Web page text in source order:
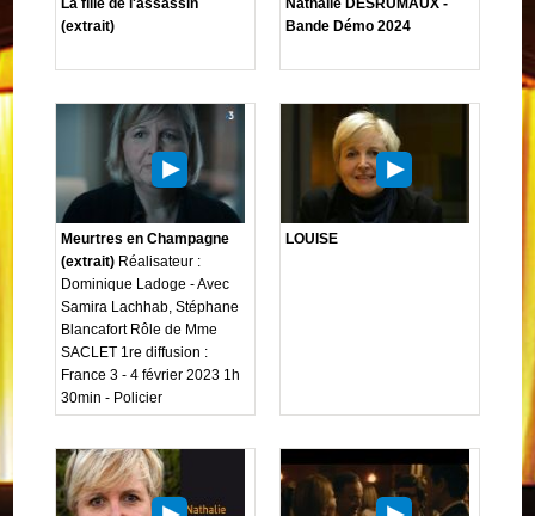
(extrait)
Bande Démo 2024
Meurtres en Champagne
(extrait) Réalisateur :
Dominique Ladoge - Avec
Samira Lachhab, Stéphane
Blancafort Rôle de Mme
SACLET 1re diffusion :
France 3 - 4 février 2023 1h
30min - Policier
LOUISE